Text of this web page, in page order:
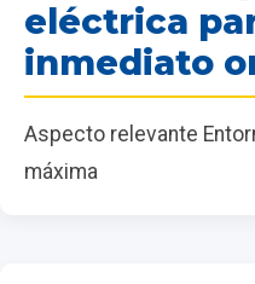
eléctrica
inmediato
Aspecto relevante
máxima